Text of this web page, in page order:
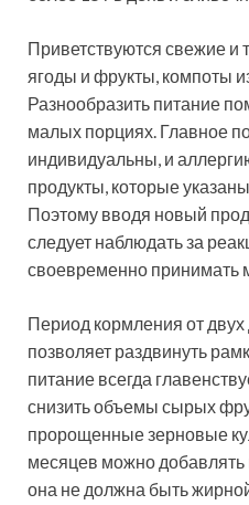
Приветствуются свежие
ягоды и фрукты, компоты
Разнообразить питание
малых порциях. Главное
индивидуальны, и
продукты, которые
Поэтому вводя новый
следует наблюдать за
своевременно принимать
Период кормления от
позволяет раздвинуть
питание всегда
снизить объемы сырых
пророщенные зерновые
месяцев можно
она не должна быть